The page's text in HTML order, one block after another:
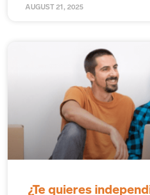
AUGUST 21, 2025
¿Te quieres